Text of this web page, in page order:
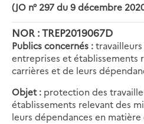
(JO n° 297 du 9 décembre
NOR : TREP2019067D
Publics concernés :
entreprises et établissements
carrières et de leurs
Objet : protection des
établissements relevant des
leurs dépendances en